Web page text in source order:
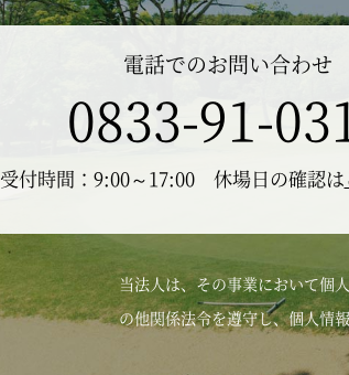
電話でのお問い合わせ
0833-91-
受付時間：9:00～17:00 休場日の確認は
当法人は、その事業において個
の他関係法令を遵守し、個人情